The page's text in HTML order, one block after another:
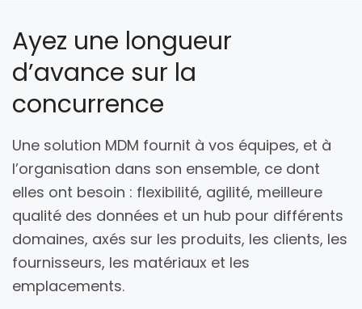
Ayez une longueur
d’avance sur la
concurrence
Une solution MDM fournit à vos équipes, et à
l’organisation dans son ensemble, ce dont
elles ont besoin : flexibilité, agilité, meilleure
qualité des données et un hub pour différents
domaines, axés sur les produits, les clients, les
fournisseurs, les matériaux et les
emplacements.